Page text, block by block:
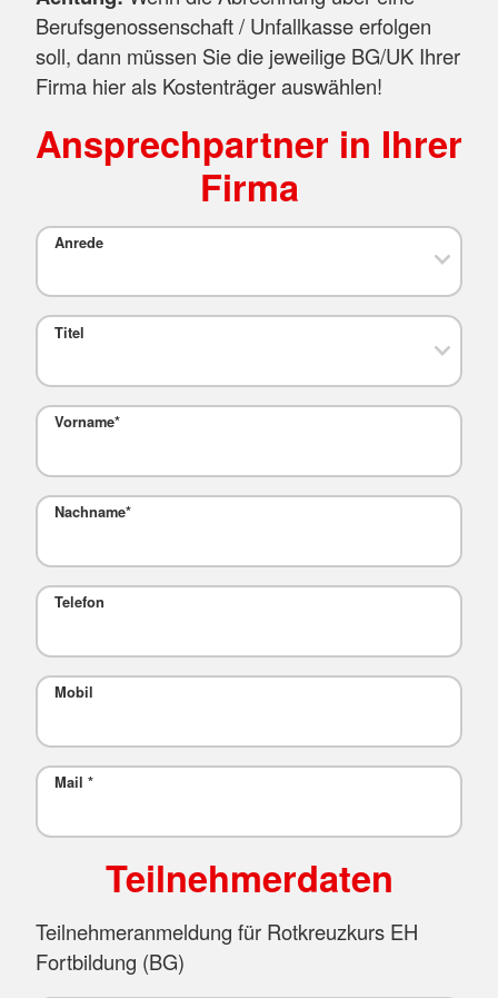
Berufsgenossenschaft / Unfallkasse erfolgen
soll, dann müssen Sie die jeweilige BG/UK Ihrer
Firma hier als Kostenträger auswählen!
Ansprechpartner in Ihrer
Firma
Anrede
Titel
Vorname*
Nachname*
Telefon
Mobil
Mail *
Teilnehmerdaten
Teilnehmeranmeldung für Rotkreuzkurs EH
Fortbildung (BG)